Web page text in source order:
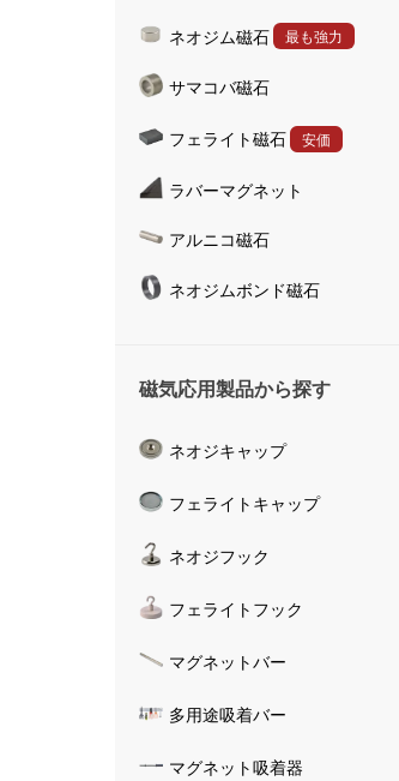
マグネット吸着器
ハンドマグネット
マグネットキャッチャ
磁気活水器
磁気計測器
ネオジム磁石 最も強力
サマコバ磁石
フェライト磁石 安価
ラバーマグネット
アルニコ磁石
ネオジムボンド磁石
磁気応用製品から探す
ネオジキャップ
フェライトキャップ
ネオジフック
フェライトフック
マグネットバー
多用途吸着バー
マグネット吸着器